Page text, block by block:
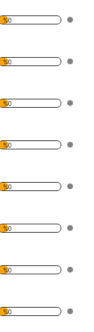
%0
%0
%0
%0
%0
%0
%0
%0